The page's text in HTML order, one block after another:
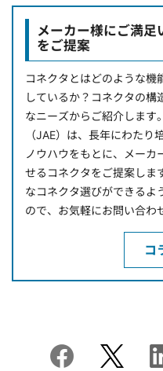
メーカー様にご満足
をご提案
コネクタとはどのような機
しているか？コネクタの構
なニーズからご紹介します
（JAE）は、長年にわた
ノウハウをもとに、メーカ
せるコネクタをご提案しま
なコネクタ選びができるよ
ので、お気軽にお問い合わ
コ